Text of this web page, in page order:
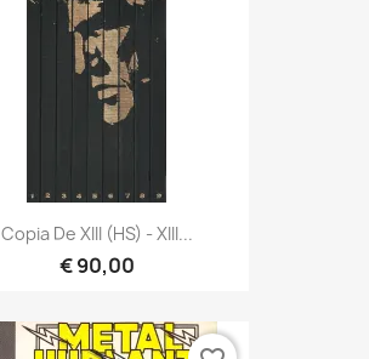
Copia De XIII (HS) - XIII...
€ 90,00